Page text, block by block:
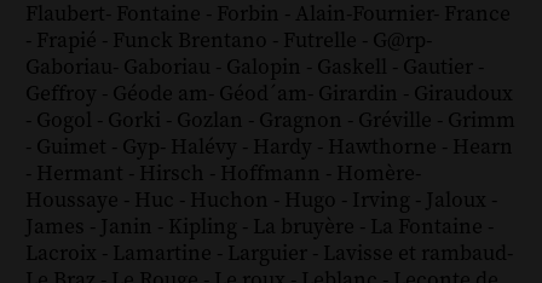
Flaubert- Fontaine - Forbin - Alain-Fournier- France
- Frapié - Funck Brentano - Futrelle - G@rp-
Gaboriau- Gaboriau - Galopin - Gaskell - Gautier -
Geffroy - Géode am- Géod´am- Girardin - Giraudoux
- Gogol - Gorki - Gozlan - Gragnon - Gréville - Grimm
- Guimet - Gyp- Halévy - Hardy - Hawthorne - Hearn
- Hermant - Hirsch - Hoffmann - Homère-
Houssaye - Huc - Huchon - Hugo - Irving - Jaloux -
James - Janin - Kipling - La bruyère - La Fontaine -
Lacroix - Lamartine - Larguier - Lavisse et rambaud-